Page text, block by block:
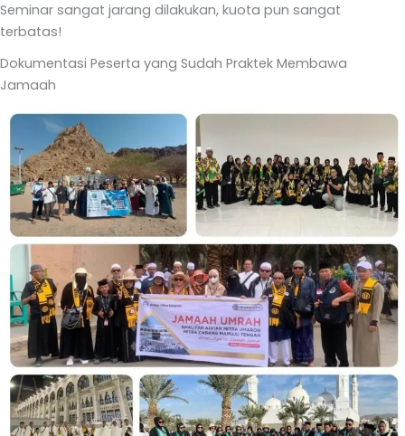
Seminar sangat jarang dilakukan, kuota pun sangat
terbatas!
Dokumentasi Peserta yang Sudah Praktek Membawa
Jamaah